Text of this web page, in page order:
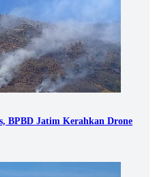
BPBD Jatim Kerahkan Drone